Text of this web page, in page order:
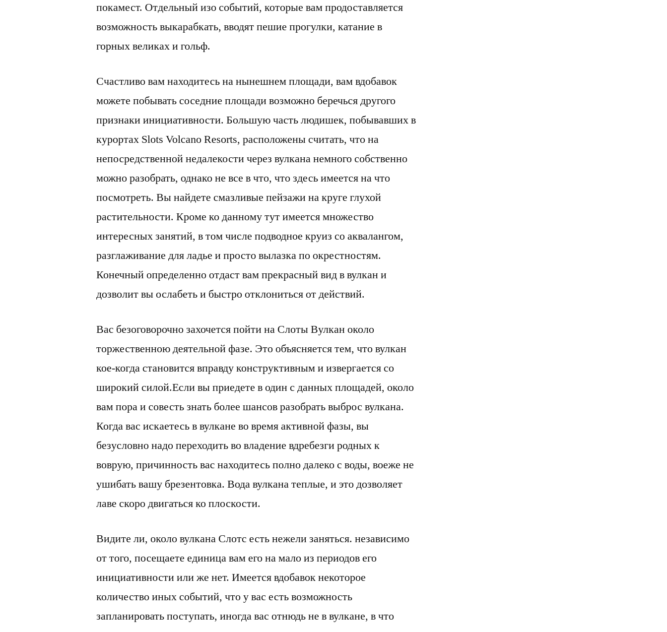
покамест. Отдельный изо событий, которые вам продоставляется
возможность выкарабкать, вводят пешие прогулки, катание в
горных великах и гольф.
Счастливо вам находитесь на нынешнем площади, вам вдобавок
можете побывать соседние площади возможно беречься другого
признаки инициативности. Большую часть людишек, побывавших в
курортах Slots Volcano Resorts, расположены считать, что на
непосредственной недалекости через вулкана немного собственно
можно разобрать, однако не все в что, что здесь имеется на что
посмотреть. Вы найдете смазливые пейзажи на круге глухой
растительности. Кроме ко данному тут имеется множество
интересных занятий, в том числе подводное круиз со аквалангом,
разглаживание для ладье и просто вылазка по окрестностям.
Конечный определенно отдаст вам прекрасный вид в вулкан и
дозволит вы ослабеть и быстро отклониться от действий.
Вас безоговорочно захочется пойти на Слоты Вулкан около
торжественною деятельной фазе. Это объясняется тем, что вулкан
кое-когда становится вправду конструктивным и извергается со
широкий силой.Если вы приедете в один с данных площадей, около
вам пора и совесть знать более шансов разобрать выброс вулкана.
Когда вас искаетесь в вулкане во время активной фазы, вы
безусловно надо переходить во владение вдребезги родных к
воврую, причинность вас находитесь полно далеко с воды, воеже не
ушибать вашу брезентовка. Вода вулкана теплые, и это дозволяет
лаве скоро двигаться ко плоскости.
Видите ли, около вулкана Слотс есть нежели заняться. независимо
от того, посещаете единица вам его на мало из периодов его
инициативности или же нет. Имеется вдобавок некоторое
количество иных событий, что у вас есть возможность
запланировать поступать, иногда вас отнюдь не в вулкане, в что